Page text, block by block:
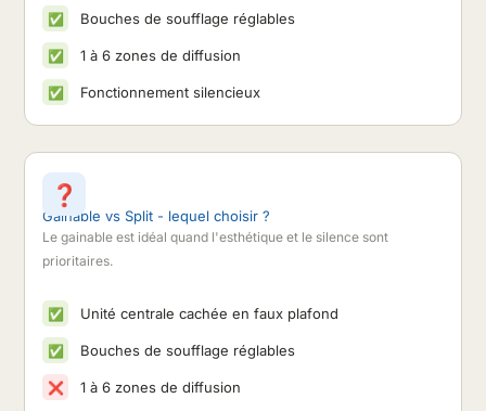
✅ Bouches de soufflage réglables
✅ 1 à 6 zones de diffusion
✅ Fonctionnement silencieux
❓
Gainable vs Split - lequel choisir ?
Le gainable est idéal quand l'esthétique et le silence sont
prioritaires.
✅ Unité centrale cachée en faux plafond
✅ Bouches de soufflage réglables
❌ 1 à 6 zones de diffusion